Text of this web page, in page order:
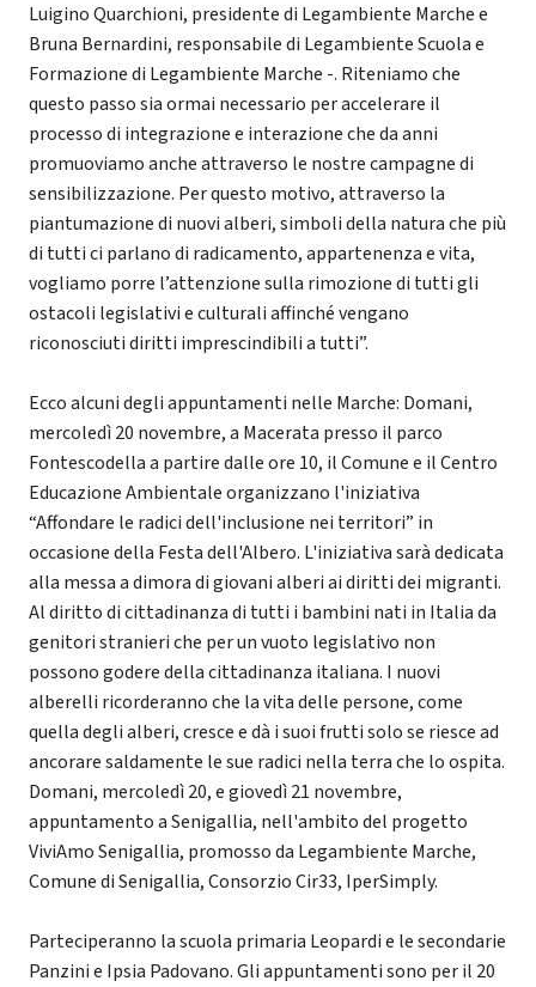
Luigino Quarchioni, presidente di Legambiente Marche e
Bruna Bernardini, responsabile di Legambiente Scuola e
Formazione di Legambiente Marche -. Riteniamo che
questo passo sia ormai necessario per accelerare il
processo di integrazione e interazione che da anni
promuoviamo anche attraverso le nostre campagne di
sensibilizzazione. Per questo motivo, attraverso la
piantumazione di nuovi alberi, simboli della natura che più
di tutti ci parlano di radicamento, appartenenza e vita,
vogliamo porre l’attenzione sulla rimozione di tutti gli
ostacoli legislativi e culturali affinché vengano
riconosciuti diritti imprescindibili a tutti”.
Ecco alcuni degli appuntamenti nelle Marche: Domani,
mercoledì 20 novembre, a Macerata presso il parco
Fontescodella a partire dalle ore 10, il Comune e il Centro
Educazione Ambientale organizzano l'iniziativa
“Affondare le radici dell'inclusione nei territori” in
occasione della Festa dell'Albero. L'iniziativa sarà dedicata
alla messa a dimora di giovani alberi ai diritti dei migranti.
Al diritto di cittadinanza di tutti i bambini nati in Italia da
genitori stranieri che per un vuoto legislativo non
possono godere della cittadinanza italiana. I nuovi
alberelli ricorderanno che la vita delle persone, come
quella degli alberi, cresce e dà i suoi frutti solo se riesce ad
ancorare saldamente le sue radici nella terra che lo ospita.
Domani, mercoledì 20, e giovedì 21 novembre,
appuntamento a Senigallia, nell'ambito del progetto
ViviAmo Senigallia, promosso da Legambiente Marche,
Comune di Senigallia, Consorzio Cir33, IperSimply.
Parteciperanno la scuola primaria Leopardi e le secondarie
Panzini e Ipsia Padovano. Gli appuntamenti sono per il 20